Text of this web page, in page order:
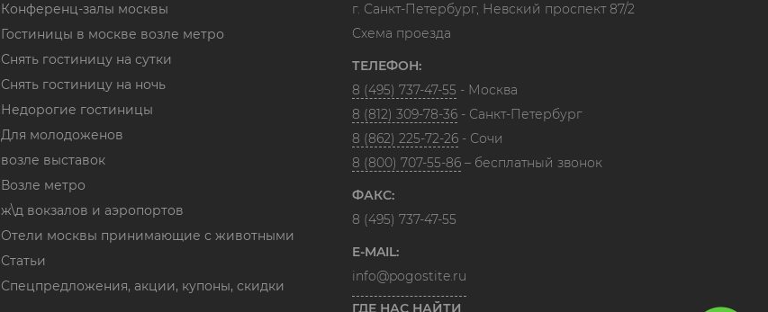
Конференц-залы москвы
Гостиницы в москве возле метро
Снять гостиницу на сутки
Снять гостиницу на ночь
Недорогие гостиницы
Для молодоженов
возле выставок
Возле метро
ж\д вокзалов и аэропортов
Отели москвы принимающие с животными
Статьи
Спецпредложения, акции, купоны, скидки
г. Санкт-Петербург, Невский проспект 87/2
Схема проезда
ТЕЛЕФОН:
8 (495) 737-47-55 - Москва
8 (812) 309-78-36 - Санкт-Петербург
8 (862) 225-72-26 - Сочи
8 (800) 707-55-86 – бесплатный звонок
ФАКС:
8 (495) 737-47-55
E-MAIL:
info@pogostite.ru
ГДЕ НАС НАЙТИ